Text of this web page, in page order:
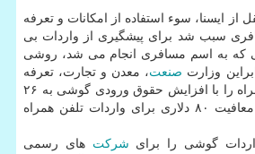
از ایسنا، سوء استفاده از امكانات و تعرفه
سبب شد برای پیشگیری از واردات بی
كه به اسم مسافری انجام می شد، روشی
وزارت صنعت، معدن و تجارت، تعرفه
همراه را با افزایش حقوق ورودی گوشی به ۲۶
درصد رساند، هم چنین معافیت ۸۰ دلاری برای واردات تلفن همراه
گوشی را برای شركت های رسمی